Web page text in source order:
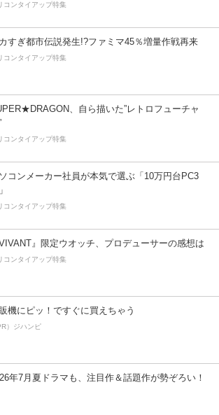
コンタイアップ特集
すぎ都市伝説発生!?ファミマ45％増量作戦再来
コンタイアップ特集
、自ら描いた”レトロフューチャ
コンタイアップ特集
コンメーカー社員が本気で選ぶ「10万円台PC3
コンタイアップ特集
VIVANT』限定ウオッチ、プロデューサーの感想は
コンタイアップ特集
機にピッ！ですぐに買えちゃう
）ジハンピ
年7月夏ドラマも、注目作＆話題作が勢ぞろい！